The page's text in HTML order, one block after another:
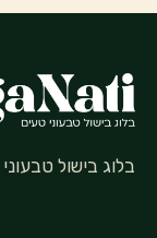
בלוג בישול טבעוני